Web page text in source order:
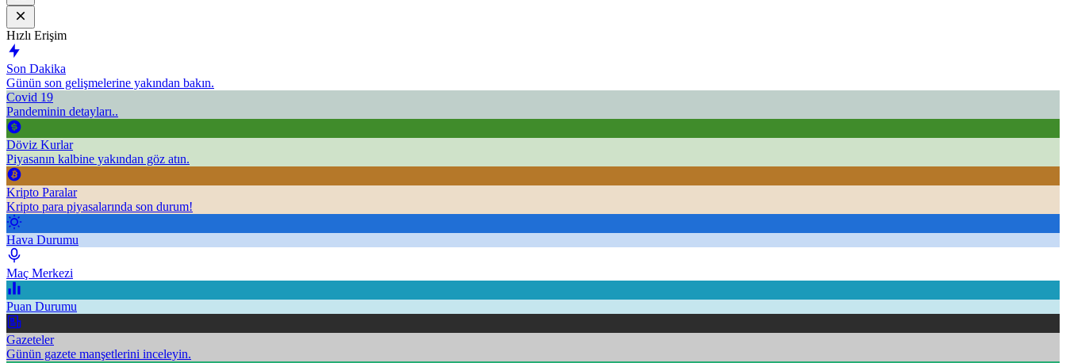
Hızlı Erişim
Son Dakika
Günün son gelişmelerine yakından bakın.
Covid 19
Pandeminin detayları..
Döviz Kurlar
Piyasanın kalbine yakından göz atın.
Kripto Paralar
Kripto para piyasalarında son durum!
Hava Durumu
Maç Merkezi
Puan Durumu
Gazeteler
Günün gazete manşetlerini inceleyin.